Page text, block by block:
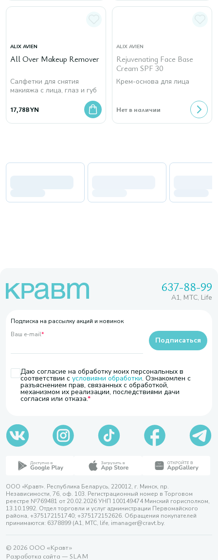
ALIX AVIEN
All Over Makeup Remover
Салфетки для снятия
макияжа с лица, глаз и губ
17,78BYN
ALIX AVIEN
Rejuvenating Face Base
Cream SPF 30
Крем-основа для лица
Нет в наличии
637-88-99
A1, МТС, Life
Подписка на рассылку акций и новинок
Ваш e-mail*
Даю согласие на обработку моих персональных в
соответствии с условиями обработки. Ознакомлен с
разъяснением прав, связанных с обработкой,
механизмом их реализации, последствиями дачи
согласия или отказа.
Подписаться
ООО «Кравт». Республика Беларусь, 220012, г. Минск, пр.
Независимости, 76, оф. 103. Регистрационный номер в Торговом
реестре №769481 от 20.02.2026 УНП 100149474 Минский горисполком,
13.10.1992. Отдел торговли и услуг администрации Первомайского
района, +375172151740; +375172152626. Обращения покупателей
принимаются: 6378899 (А1, МТС, life, imanager@cravt.by.
© 2026 ООО «Кравт»
Разработка сайта — SLAM